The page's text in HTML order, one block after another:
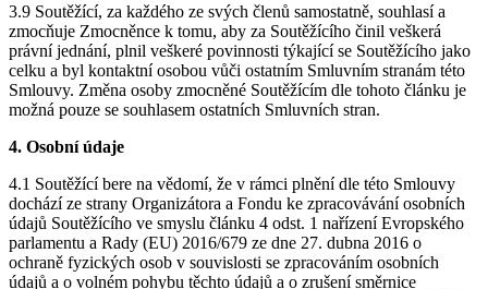
3.9 Soutěžící, za každého ze svých členů samostatně, souhlasí a
zmocňuje Zmocněnce k tomu, aby za Soutěžícího činil veškerá
právní jednání, plnil veškeré povinnosti týkající se Soutěžícího jako
celku a byl kontaktní osobou vůči ostatním Smluvním stranám této
Smlouvy. Změna osoby zmocněné Soutěžícím dle tohoto článku je
možná pouze se souhlasem ostatních Smluvních stran.
4. Osobní údaje
4.1 Soutěžící bere na vědomí, že v rámci plnění dle této Smlouvy
dochází ze strany Organizátora a Fondu ke zpracovávání osobních
údajů Soutěžícího ve smyslu článku 4 odst. 1 nařízení Evropského
parlamentu a Rady (EU) 2016/679 ze dne 27. dubna 2016 o
ochraně fyzických osob v souvislosti se zpracováním osobních
údajů a o volném pohybu těchto údajů a o zrušení směrnice